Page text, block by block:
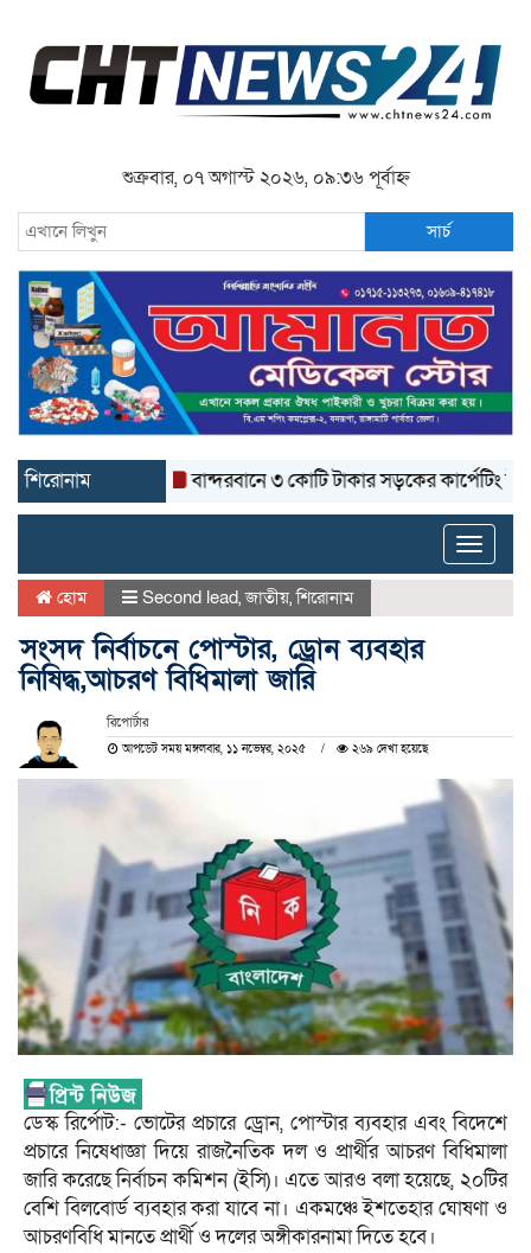
শুক্রবার, ০৭ অগাস্ট ২০২৬, ০৯:৩৬ পূর্বাহ্ন
সার্চ
শিরোনাম বান্দরবানে ৩ কোটি টাকার সড়কের কার্পেটিং উঠে যাচ্ছে
Toggle
হোম Second lead,জাতীয়,শিরোনাম
সংসদ নির্বাচনে পোস্টার, ড্রোন ব্যবহার
নিষিদ্ধ,আচরণ বিধিমালা জারি
রিপোর্টার
আপডেট সময় মঙ্গলবার, ১১ নভেম্বর, ২০২৫ ২৬৯ দেখা হয়েছে
ডেস্ক রির্পোট:- ভোটের প্রচারে ড্রোন, পোস্টার ব্যবহার এবং বিদেশে
প্রচারে নিষেধাজ্ঞা দিয়ে রাজনৈতিক দল ও প্রার্থীর আচরণ বিধিমালা
জারি করেছে নির্বাচন কমিশন (ইসি)। এতে আরও বলা হয়েছে, ২০টির
বেশি বিলবোর্ড ব্যবহার করা যাবে না। একমঞ্চে ইশতেহার ঘোষণা ও
আচরণবিধি মানতে প্রার্থী ও দলের অঙ্গীকারনামা দিতে হবে।